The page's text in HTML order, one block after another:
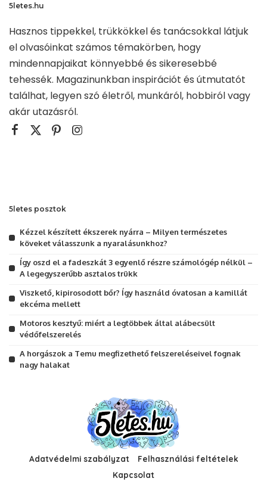
5letes.hu
Hasznos tippekkel, trükkökkel és tanácsokkal látjuk
el olvasóinkat számos témakörben, hogy
mindennapjaikat könnyebbé és sikeresebbé
tehessék. Magazinunkban inspirációt és útmutatót
találhat, legyen szó életről, munkáról, hobbiról vagy
akár utazásról.
5letes posztok
Kézzel készített ékszerek nyárra – Milyen természetes
köveket válasszunk a nyaralásunkhoz?
Így oszd el a fadeszkát 3 egyenlő részre számológép nélkül –
A legegyszerűbb asztalos trükk
Viszkető, kipirosodott bőr? Így használd óvatosan a kamillát
ekcéma mellett
Motoros kesztyű: miért a legtöbbek által alábecsült
védőfelszerelés
A horgászok a Temu megfizethető felszereléseivel fognak
nagy halakat
Adatvédelmi szabályzat
Felhasználási feltételek
Kapcsolat